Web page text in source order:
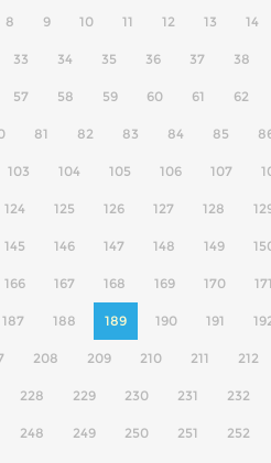
8 9 10 11 12 13 14
33 34 35 36 37 38
57 58 59 60 61 62
81 82 83 84 85
103 104 105 106 107
124 125 126 127 128
145 146 147 148 149
166 167 168 169 170 171
187 188 189 190 191
208 209 210 211 212
228 229 230 231 232
248 249 250 251 252